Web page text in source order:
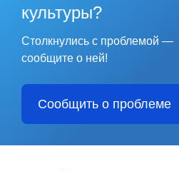
культуры?
Столкнулись с проблемой —
сообщите о ней!
Сообщить о проблеме